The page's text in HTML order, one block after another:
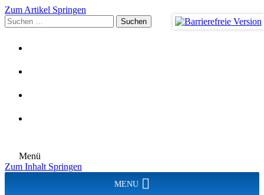
Zum Artikel Springen
Suchen
nach:
Menü
Zum Inhalt Springen
MENU